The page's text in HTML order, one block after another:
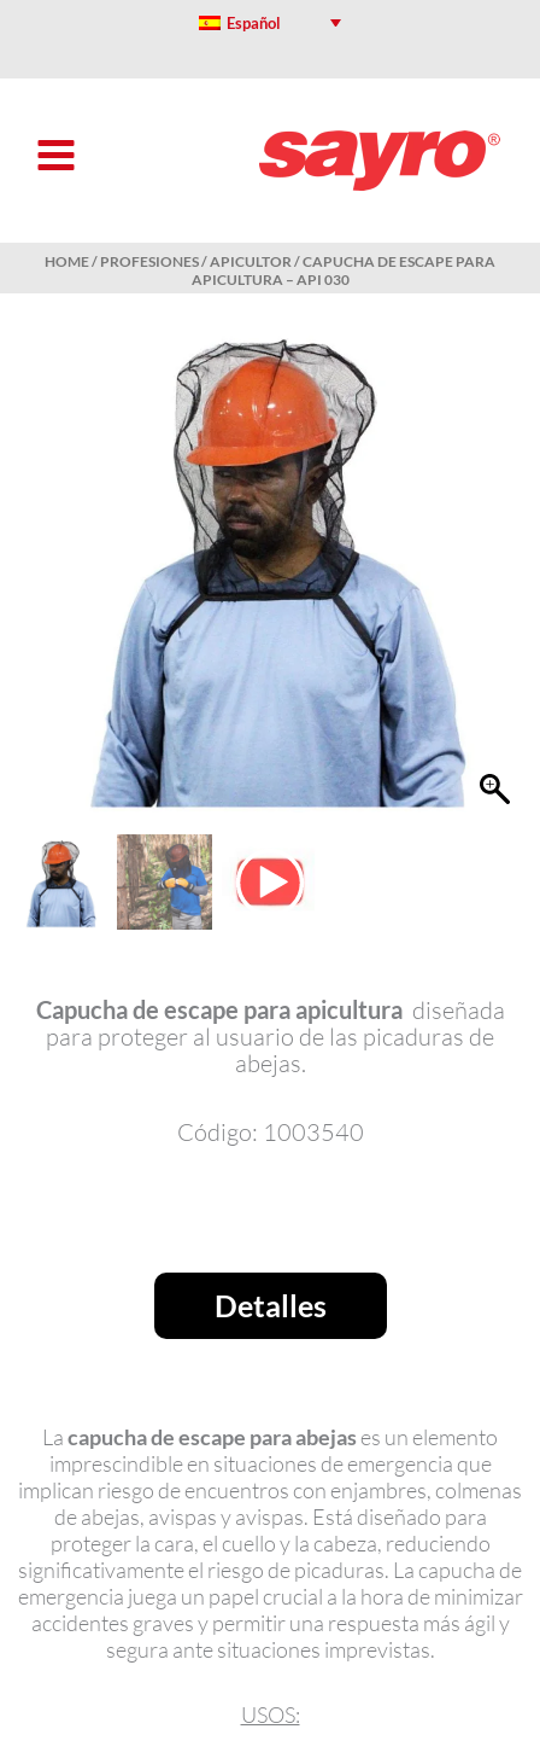
Español
HOME/ PROFESIONES/APICULTOR / CAPUCHA DE ESCAPE PARA
APICULTURA – API 030
Capucha de escape para apiculturadiseñada
para proteger al usuario de las picaduras de
abejas.
Código: 1003540
Detalles
Lacapucha de escape para abejas es un elemento
imprescindible en situaciones de emergencia que
implican riesgo de encuentros con enjambres, colmenas
de abejas, avispas y avispas. Está diseñado para
proteger la cara, el cuello y la cabeza, reduciendo
significativamente el riesgo de picaduras. La capucha de
emergencia juega un papel crucial a la hora de minimizar
accidentes graves y permitir una respuesta más ágil y
segura ante situaciones imprevistas.
USOS: